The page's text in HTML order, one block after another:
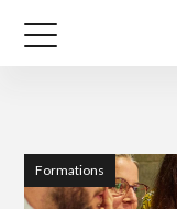
Formations